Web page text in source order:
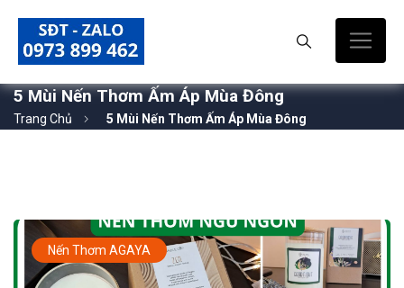
5 Mùi Nến Thơm Ấm Áp Mùa Đông
Trang Chủ 5 Mùi Nến Thơm Ấm Áp Mùa Đông
Nến Thơm AGAYA